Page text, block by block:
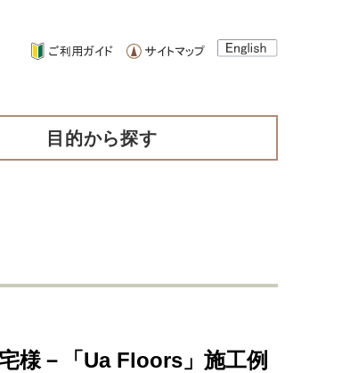
目的から探す
様－「Ua Floors」施工例